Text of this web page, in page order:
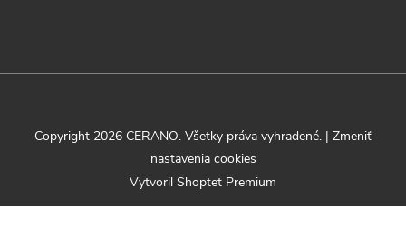
Vytvoril Shoptet Premium
Copyright 2026 CERANO. Všetky práva vyhradené. | Zmeniť
nastavenia cookies